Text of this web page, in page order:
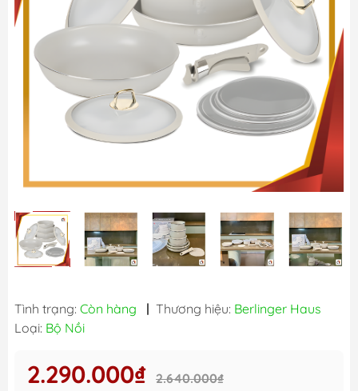
Tình trạng: Còn hàng | Thương hiệu: Berlinger Haus
Loại: Bộ Nồi
2.290.000₫ 2.640.000₫